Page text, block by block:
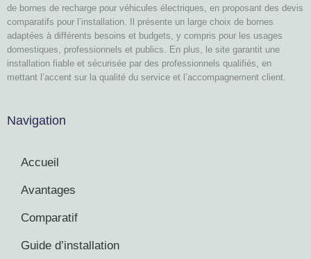
de bornes de recharge pour véhicules électriques, en proposant des devis
comparatifs pour l’installation. Il présente un large choix de bornes
adaptées à différents besoins et budgets, y compris pour les usages
domestiques, professionnels et publics. En plus, le site garantit une
installation fiable et sécurisée par des professionnels qualifiés, en
mettant l’accent sur la qualité du service et l’accompagnement client.
Navigation
Accueil
Avantages
Comparatif
Guide d’installation